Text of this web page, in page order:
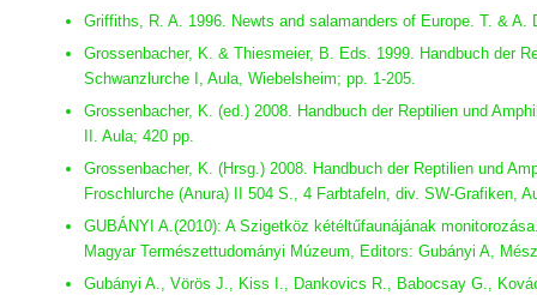
Griffiths, R. A. 1996. Newts and salamanders of Europe. T. & A.
Grossenbacher, K. & Thiesmeier, B. Eds. 1999. Handbuch der
Schwanzlurche I, Aula, Wiebelsheim; pp. 1-205.
Grossenbacher, K. (ed.) 2008. Handbuch der Reptilien und
II. Aula; 420 pp.
Grossenbacher, K. (Hrsg.) 2008. Handbuch der Reptilien und
Froschlurche (Anura) II 504 S., 4 Farbtafeln, div. SW-Grafiken,
GUBÁNYI A.(2010): A Szigetköz kétéltűfaunájának
Magyar Természettudományi Múzeum, Editors: Gubányi A,
Gubányi A., Vörös J., Kiss I., Dankovics R., Babocsay G.,